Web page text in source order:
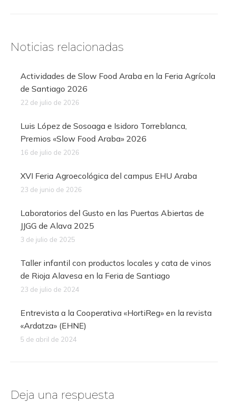
Noticias relacionadas
Actividades de Slow Food Araba en la Feria Agrícola
de Santiago 2026
22 de julio de 2026
Luis López de Sosoaga e Isidoro Torreblanca,
Premios «Slow Food Araba» 2026
16 de julio de 2026
XVI Feria Agroecológica del campus EHU Araba
23 de junio de 2026
Laboratorios del Gusto en las Puertas Abiertas de
JJGG de Alava 2025
3 de julio de 2025
Taller infantil con productos locales y cata de vinos
de Rioja Alavesa en la Feria de Santiago
23 de julio de 2024
Entrevista a la Cooperativa «HortiReg» en la revista
«Ardatza» (EHNE)
5 de abril de 2024
Deja una respuesta